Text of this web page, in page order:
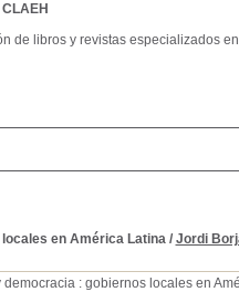
en América Latina/ Jordi
democracia : gobiernos locales en
de libros y revistas especializados